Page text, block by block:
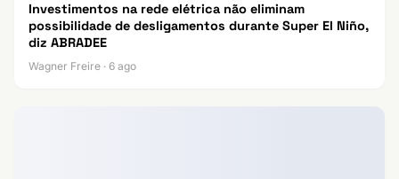
Investimentos na rede elétrica não eliminam
possibilidade de desligamentos durante Super El Niño,
diz ABRADEE
Wagner Freire · 6 ago